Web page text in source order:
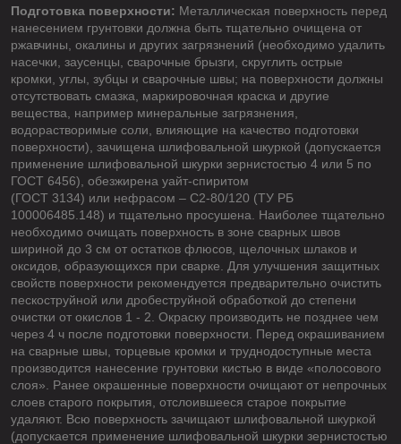
Подготовка поверхности: Металлическая поверхность перед
нанесением грунтовки должна быть тщательно очищена от
ржавчины, окалины и других загрязнений (необходимо удалить
насечки, заусенцы, сварочные брызги, скруглить острые
кромки, углы, зубцы и сварочные швы; на поверхности должны
отсутствовать смазка, маркировочная краска и другие
вещества, например минеральные загрязнения,
водорастворимые соли, влияющие на качество подготовки
поверхности), зачищена шлифовальной шкуркой (допускается
применение шлифовальной шкурки зернистостью 4 или 5 по
ГОСТ 6456), обезжирена уайт-спиритом
(ГОСТ 3134) или нефрасом – С2-80/120 (ТУ РБ
100006485.148) и тщательно просушена. Наиболее тщательно
необходимо очищать поверхность в зоне сварных швов
шириной до 3 см от остатков флюсов, щелочных шлаков и
оксидов, образующихся при сварке. Для улучшения защитных
свойств поверхности рекомендуется предварительно очистить
пескоструйной или дробеструйной обработкой до степени
очистки от окислов 1 - 2. Окраску производить не позднее чем
через 4 ч после подготовки поверхности. Перед окрашиванием
на сварные швы, торцевые кромки и труднодоступные места
производится нанесение грунтовки кистью в виде «полосового
слоя». Ранее окрашенные поверхности очищают от непрочных
слоев старого покрытия, отслоившееся старое покрытие
удаляют. Всю поверхность зачищают шлифовальной шкуркой
(допускается применение шлифовальной шкурки зернистостью